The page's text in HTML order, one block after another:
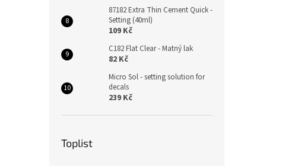
87182 Extra Thin Cement Quick -
Setting (40ml)
109 Kč
C182 Flat Clear - Matný lak
82 Kč
Micro Sol - setting solution for
decals
239 Kč
Toplist